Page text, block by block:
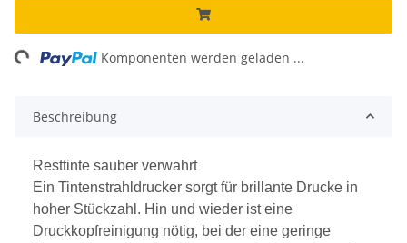
Komponenten werden geladen ...
Beschreibung
Resttinte sauber verwahrt
Ein Tintenstrahldrucker sorgt für brillante Drucke in
hoher Stückzahl. Hin und wieder ist eine
Druckkopfreinigung nötig, bei der eine geringe